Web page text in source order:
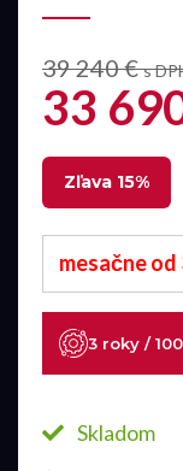
39 240 €s
33
Zľava 15%
mesačne od
3 roky /
Skladom